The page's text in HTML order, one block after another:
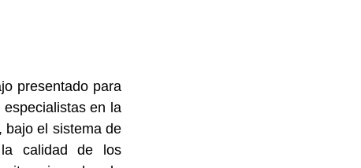
presentado para
en la
bajo el sistema de
la calidad de los